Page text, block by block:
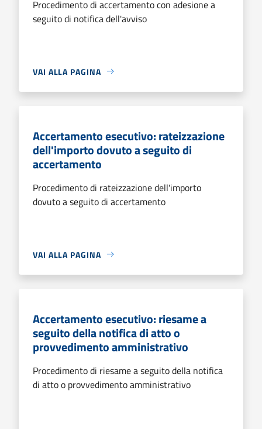
Procedimento di accertamento con adesione a
seguito di notifica dell'avviso
VAI ALLA PAGINA
Accertamento esecutivo: rateizzazione
dell'importo dovuto a seguito di
accertamento
Procedimento di rateizzazione dell'importo
dovuto a seguito di accertamento
VAI ALLA PAGINA
Accertamento esecutivo: riesame a
seguito della notifica di atto o
provvedimento amministrativo
Procedimento di riesame a seguito della notifica
di atto o provvedimento amministrativo